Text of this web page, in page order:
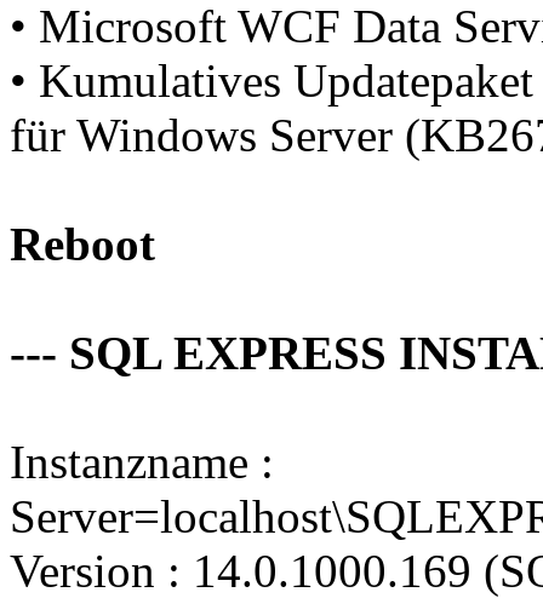
• Microsoft WCF Data
• Kumulatives
für Windows Server
Reboot
--- SQL EXPRESS
Instanzname :
Version : 14.0.1000.169